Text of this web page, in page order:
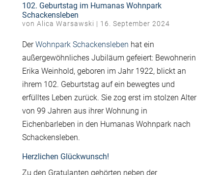
102. Geburtstag im Humanas Wohnpark
Schackensleben
von Alica Warsawski | 16. September 2024
DerWohnpark Schackensleben hat ein
außergewöhnliches Jubiläum gefeiert: Bewohnerin
Erika Weinhold, geboren im Jahr 1922, blickt an
ihrem 102. Geburtstag auf ein bewegtes und
erfülltes Leben zurück. Sie zog erst im stolzen Alter
von 99 Jahren aus ihrer Wohnung in
Eichenbarleben in den Humanas Wohnpark nach
Schackensleben.
Herzlichen Glückwunsch!
Zu den Gratulanten gehörten neben der